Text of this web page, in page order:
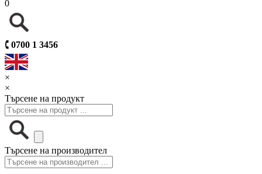
0
🕻 0700 1 3456
×
×
Търсене на продукт
Търсене на производител